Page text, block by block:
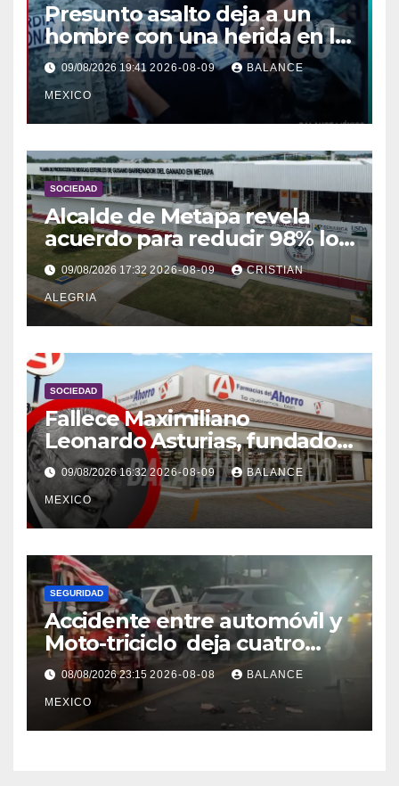
Presunto asalto deja a un
hombre con una herida en la
pierna en Colonia Solidaridad
2000, Tapachula
09/08/2026 19:41 2026-08-09 BALANCE
MEXICO
SOCIEDAD
Alcalde de Metapa revela
acuerdo para reducir 98% los
olores de planta contra el
gusano barrenador
09/08/2026 17:322026-08-09 CRISTIAN
ALEGRIA
SOCIEDAD
Fallece Maximiliano
Leonardo Asturias, fundador
de Farmacias del Ahorro
09/08/2026 16:322026-08-09 BALANCE
MEXICO
SEGURIDAD
Accidente entre automóvil y
Moto-triciclo deja cuatro
lesionados en Tuxtla Chico
08/08/2026 23:15 2026-08-08 BALANCE
MEXICO